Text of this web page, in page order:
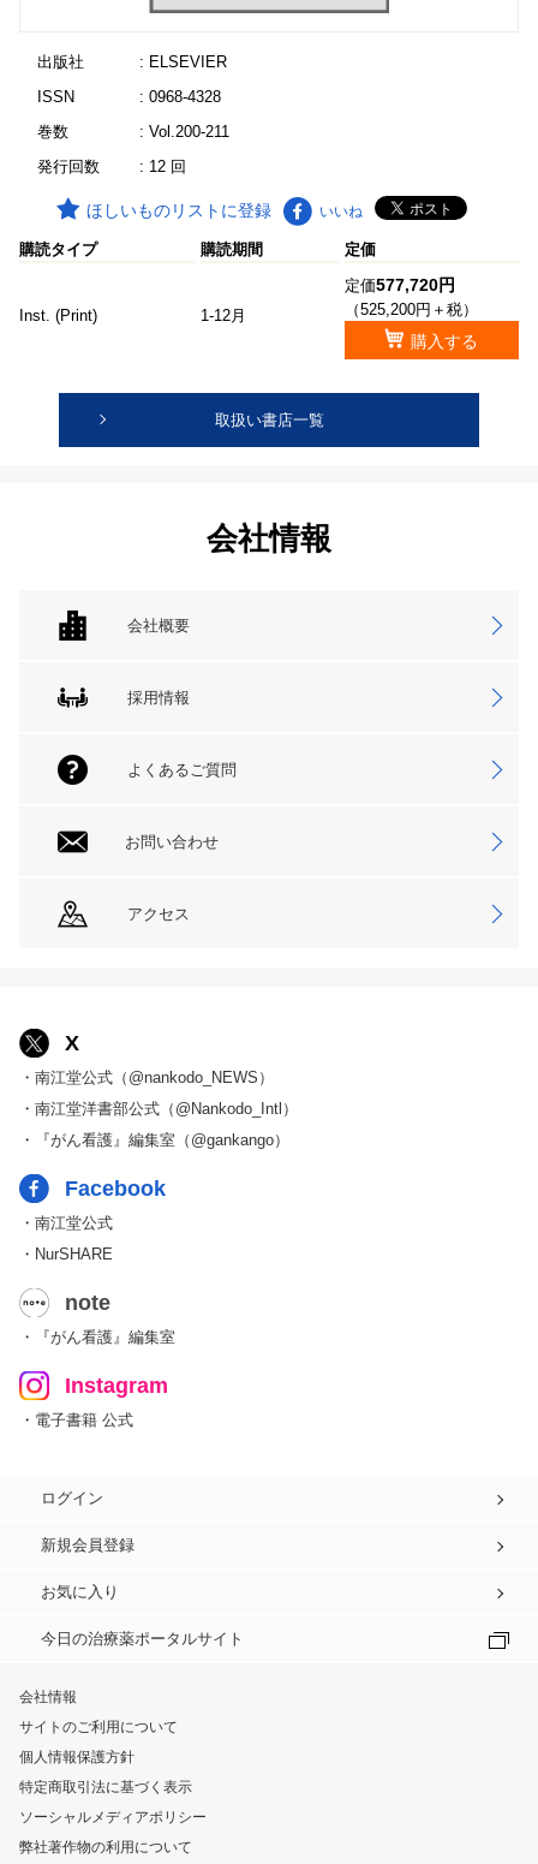
出版社
: ELSEVIER
ISSN
: 0968-4328
巻数
: Vol.200-211
発行回数
: 12 回
ほしいものリストに登録 いいね
購読タイプ 購読期間 定価
Inst. (Print) 1-12月
定価577,720円
（525,200円＋税）
購入する
取扱い書店一覧
会社情報
会社概要
採用情報
よくあるご質問
お問い合わせ
アクセス
X
・南江堂公式（@nankodo_NEWS）
・南江堂洋書部公式（@Nankodo_Intl）
・『がん看護』編集室（@gankango）
Facebook
・南江堂公式
・NurSHARE
note
・『がん看護』編集室
Instagram
・電子書籍 公式
ログイン
新規会員登録
お気に入り
今日の治療薬ポータルサイト
会社情報
サイトのご利用について
個人情報保護方針
特定商取引法に基づく表示
ソーシャルメディアポリシー
弊社著作物の利用について